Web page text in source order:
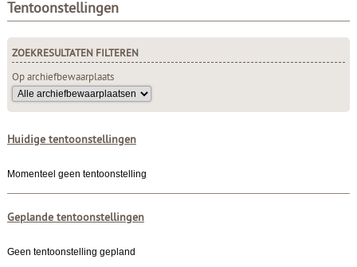
Tentoonstellingen
ZOEKRESULTATEN FILTEREN
Op archiefbewaarplaats
Huidige tentoonstellingen
Momenteel geen tentoonstelling
Geplande tentoonstellingen
Geen tentoonstelling gepland